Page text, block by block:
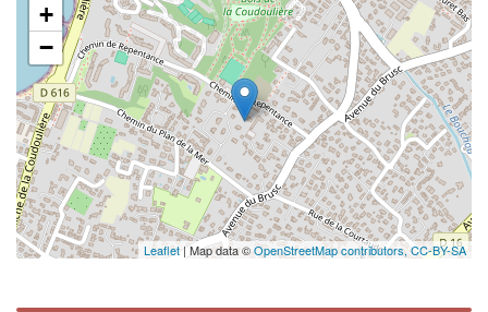
+
−
Leaflet| Map data ©OpenStreetMap contributors,CC-BY-SA